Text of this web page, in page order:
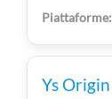
Ys Origin